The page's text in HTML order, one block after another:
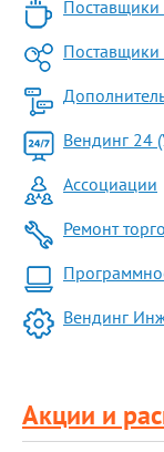
Поставщики
Вендинг 24
Ассоциации
Ремонт
Вендинг
Акции и